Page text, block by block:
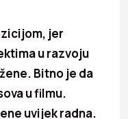
jer
u razvoju
Bitno je da
u filmu.
uvijek radna.